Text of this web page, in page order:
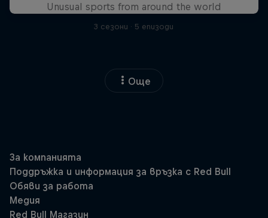
Unusual sports from around the world
3 сезони · 5 епизоди
Още